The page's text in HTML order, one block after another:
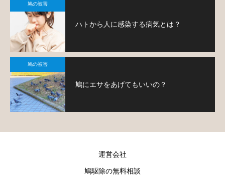
鳩の被害
ハトから人に感染する病気とは？
鳩の被害
鳩にエサをあげてもいいの？
運営会社
鳩駆除の無料相談